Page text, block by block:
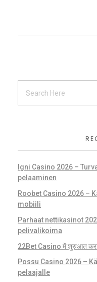
Igni Casino 2026 –
pelaaminen
Roobet Casino 2026 –
mobiili
Parhaat nettikasinot
pelivalikoima
22Bet Casino में शुरुआत
Possu Casino 2026 –
pelaajalle